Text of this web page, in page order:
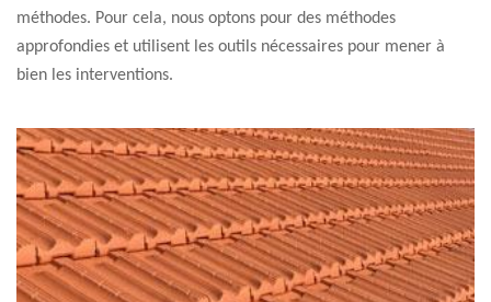
méthodes. Pour cela, nous optons pour des méthodes
approfondies et utilisent les outils nécessaires pour mener à
bien les interventions.